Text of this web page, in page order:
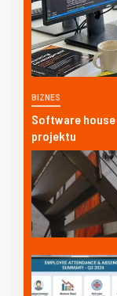
BIZNES
Software
projektu